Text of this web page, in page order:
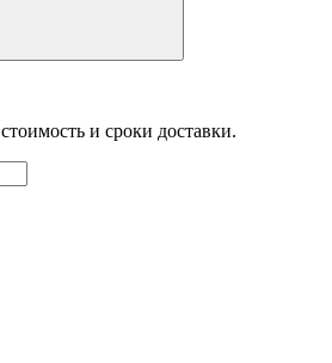
и сроки доставки.